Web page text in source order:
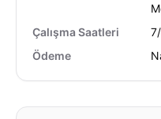
Çalışma Saatleri
Ödeme